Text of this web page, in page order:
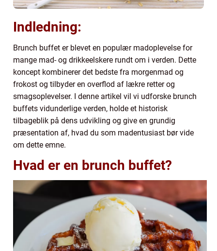
Indledning:
Brunch buffet er blevet en populær madoplevelse for
mange mad- og drikkeelskere rundt om i verden. Dette
koncept kombinerer det bedste fra morgenmad og
frokost og tilbyder en overflod af lækre retter og
smagsoplevelser. I denne artikel vil vi udforske brunch
buffets vidunderlige verden, holde et historisk
tilbageblik på dens udvikling og give en grundig
præsentation af, hvad du som madentusiast bør vide
om dette emne.
Hvad er en brunch buffet?